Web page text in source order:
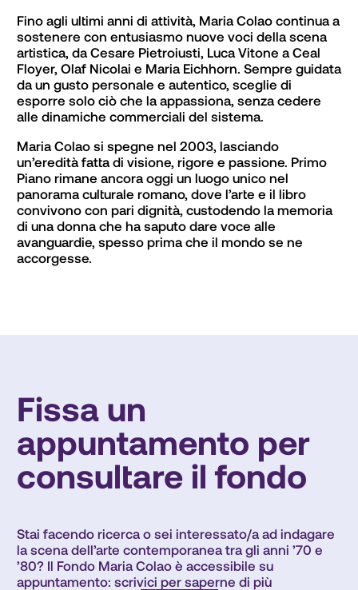
Fino agli ultimi anni di attività, Maria Colao continua a
sostenere con entusiasmo nuove voci della scena
artistica, da Cesare Pietroiusti, Luca Vitone a Ceal
Floyer, Olaf Nicolai e Maria Eichhorn. Sempre guidata
da un gusto personale e autentico, sceglie di
esporre solo ciò che la appassiona, senza cedere
alle dinamiche commerciali del sistema.
Maria Colao si spegne nel 2003, lasciando
un’eredità fatta di visione, rigore e passione. Primo
Piano rimane ancora oggi un luogo unico nel
panorama culturale romano, dove l’arte e il libro
convivono con pari dignità, custodendo la memoria
di una donna che ha saputo dare voce alle
avanguardie, spesso prima che il mondo se ne
accorgesse.
Fissa un
appuntamento per
consultare il fondo
Stai facendo ricerca o sei interessato/a ad indagare
la scena dell’arte contemporanea tra gli anni ’70 e
’80? Il Fondo Maria Colao è accessibile su
appuntamento: scrivici per saperne di più